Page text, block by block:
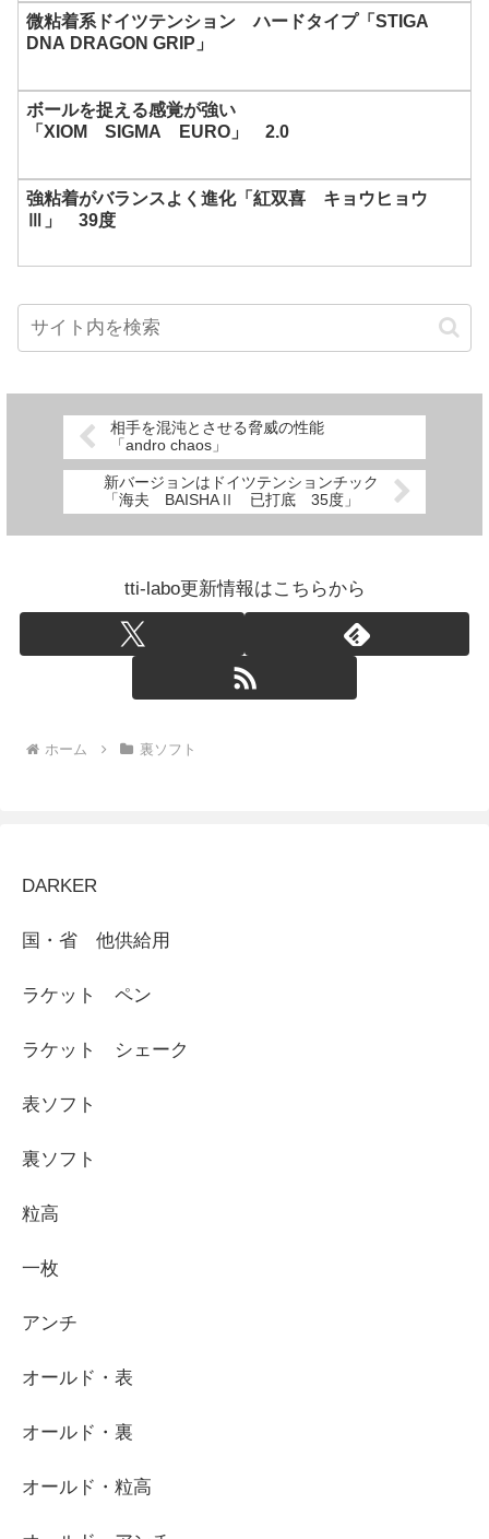
微粘着系ドイツテンション ハードタイプ「STIGA
DNA DRAGON GRIP」
ボールを捉える感覚が強い
「XIOM SIGMA EURO」 2.0
強粘着がバランスよく進化「紅双喜 キョウヒョウ
Ⅲ」 39度
相手を混沌とさせる脅威の性能
「andro chaos」
新バージョンはドイツテンションチック
「海夫 BAISHAⅡ 已打底 35度」
tti-labo更新情報はこちらから
ホーム 裏ソフト
DARKER
国・省 他供給用
ラケット ペン
ラケット シェーク
表ソフト
裏ソフト
粒高
一枚
アンチ
オールド・表
オールド・裏
オールド・粒高